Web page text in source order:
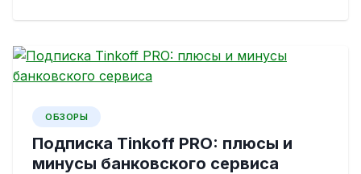
ОБЗОРЫ
Подписка Tinkoff PRO: плюсы и
минусы банковского сервиса